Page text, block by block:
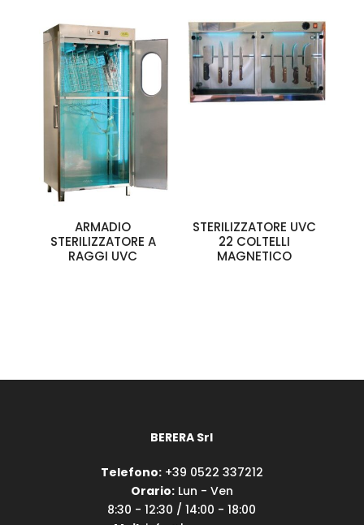
ARMADIO
STERILIZZATORE A
RAGGI UVC
STERILIZZATORE UVC
22 COLTELLI
MAGNETICO
BERERA Srl
Telefono:+39 0522 337212
Orario:Lun - Ven
8:30 - 12:30 / 14:00 - 18:00